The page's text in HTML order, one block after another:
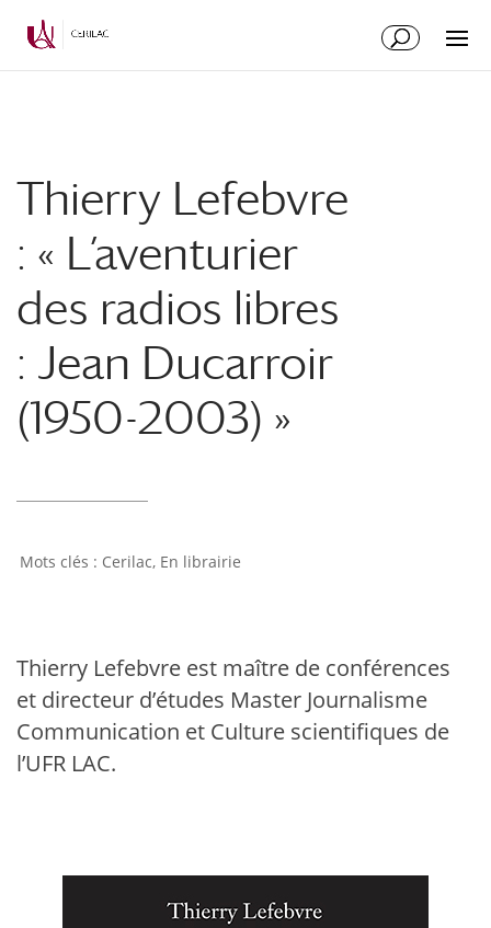
Thierry Lefebvre
: « L’aventurier
des radios libres
: Jean Ducarroir
(1950-2003) »
Cerilac, En librairie
Thierry Lefebvre est maître de conférences
et directeur d’études Master Journalisme
Communication et Culture scientifiques de
l’UFR LAC.